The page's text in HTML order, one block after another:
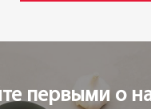
первыми о